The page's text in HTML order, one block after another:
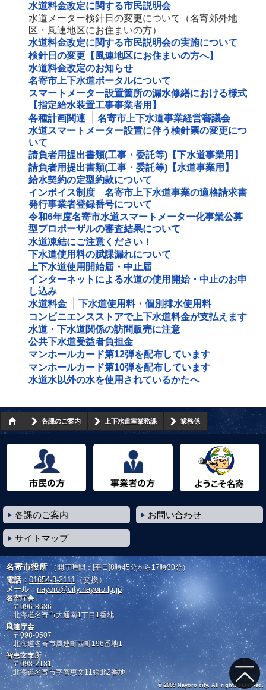
水道料金改定に関する市民説明会
水道メーター検針日の変更について（名寄郊外地
区・風連地区にお住まいの方）
水道料金改定に関する市民説明会の実施について
検針日の変更【風連地区にお住まいの方へ】
水道料金改定のお知らせ
名寄市上下水道ポータルについて
スマートメーター設置箇所の漏水修繕における様式
【指定給水装置工事事業者用】
各種計画関連
名寄市上下水道事業経営審議会
水道スマートメーター設置に伴う検針票の変更につ
いて
請負者用提出書類(工事・委託等)【下水道事業用】
請負者用提出書類(工事・委託等)【水道事業用】
給水契約の定型約款について
インボイス制度 名寄市上下水道事業の適格請求書
発行事業者登録番号について
令和6年度名寄市水道スマートメーター化事業公募
型プロポーザルの審査結果について
水道凍結にご注意ください！
下水道使用料の賦課漏れについて
上下水道使用開始届・中止届
インターネットによる水道の使用開始・中止のお申
し込み
水道料金
下水道使用料・個別排水使用料
コンビニエンスストアで上下水道料金が支払えます
水道・下水道関係の訪問販売に注意
公共下水道受益者負担金
マンホールカード第12弾を配布しています
マンホールカード第10弾を配布しています
水道水以外の水を使用されているかたへ
各課のご案内 上下水道室業務課 業務係
各課のご案内 お問い合わせ
サイトマップ
名寄市役所 （開庁時間：[平日]8時45分から17時30分）
電話：01654-3-2111 （交換）
メール： nayoro@city.nayoro.lg.jp
名寄庁舎
〒096-8686
北海道名寄市大通南1丁目1番地
風連庁舎
〒098-0507
北海道名寄市風連町西町196番地1
智恵文支所
〒098-2181
北海道名寄市字智恵文11線北2番地
© 2009 Nayoro city. All rights reserved.